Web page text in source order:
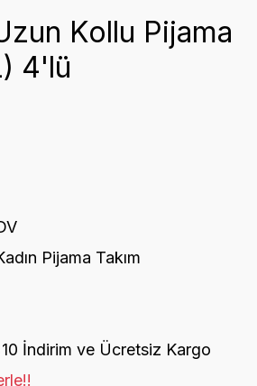
Kollu Pijama
4'lü
Pijama Takım
İndirim ve Ücretsiz Kargo